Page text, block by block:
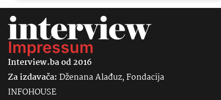
Impressum
Interview.ba od 2016
Za izdavača:Dženana Alađuz, Fondacija
INFOHOUSE